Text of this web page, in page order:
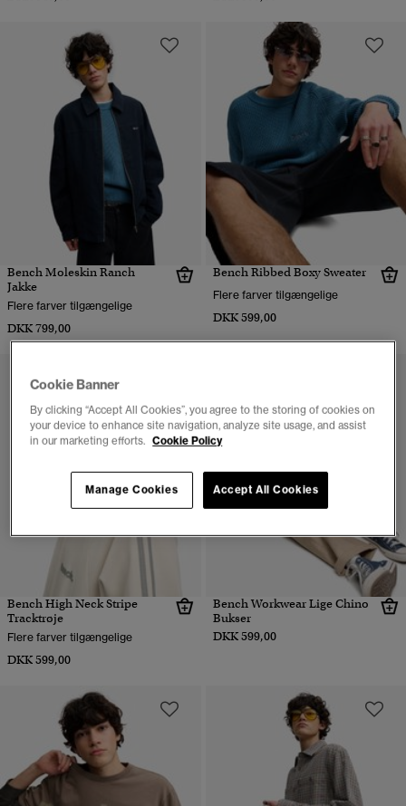
Bench Moleskin Ranch
Jakke
Flere farver tilgængelige
DKK 799,00
Bench Ribbed Boxy Sweater
Flere farver tilgængelige
DKK 599,00
Bench High Neck Stripe
Tracktrøje
Flere farver tilgængelige
DKK 599,00
Bench Workwear Lige Chino
Bukser
DKK 599,00
Cookie Banner
By clicking “Accept All Cookies”, you agree to the storing of cookies on
your device to enhance site navigation, analyze site usage, and assist
in our marketing efforts. Cookie Policy
Accept All Cookies
Manage Cookies